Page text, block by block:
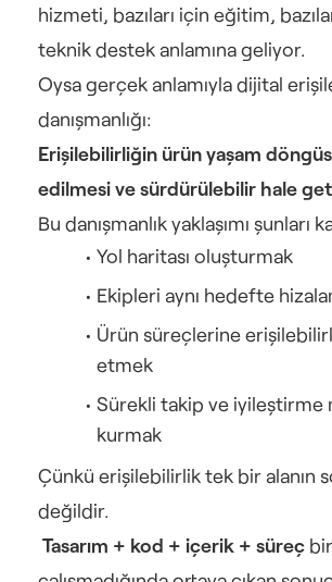
hizmeti, bazıları için eğitim,
teknik destek anlamına geliyor.
Oysa gerçek anlamıyla dijital
danışmanlığı:
Erişilebilirliğin ürün yaşam
edilmesi ve sürdürülebilir hale
Bu danışmanlık yaklaşımı şunları
Yol haritası oluşturmak
Ekipleri aynı hedefte
Ürün süreçlerine
etmek
Sürekli takip ve iyileştirme
kurmak
Çünkü erişilebilirlik tek bir alanın
değildir.
Tasarım + kod + içerik + süreç